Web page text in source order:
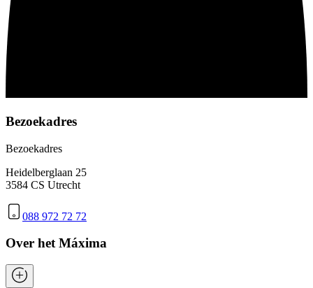
Bezoekadres
Bezoekadres
Heidelberglaan 25
3584 CS Utrecht
088 972 72 72
Over het Máxima